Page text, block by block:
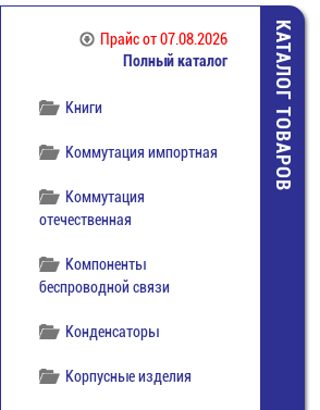
Прайсот 07.08.2026
Полный каталог
Кабельная продукция
Книги
Коммутация импортная
Коммутация
отечественная
Компоненты
беспроводной связи
Конденсаторы
Корпусные изделия
КАТАЛОГ ТОВАРОВ